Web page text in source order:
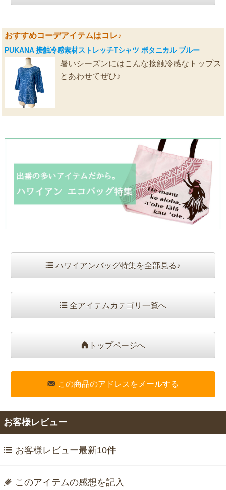
おすすめコーデアイテムはコレ♪
PUKANA 接触冷感素材ストレッチTシャツ ボタニカル ブルー
暑いシーズンにはこんな接触冷感なトップス
とあわせてぜひ♪
ハワイアンバッグ特集を全部見る♪
全アイテムカテゴリ一覧へ
トップページへ
この商品のアドレスをメールする
お客様レビュー
お客様レビュー最新10件
このアイテムの感想を記入